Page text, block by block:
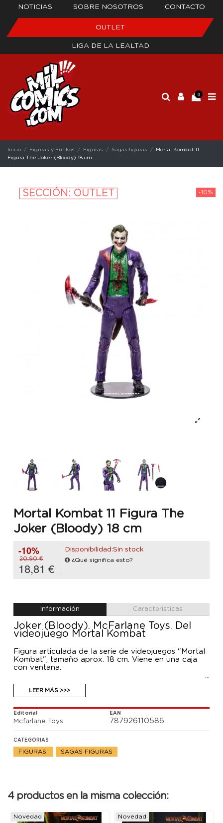
NOTICIAS SOBRE NOSOTROS CONTACTO
OUTLET
LIGA DE LA LEALTAD
0
Inicio Figuras y Funkos Figuras Sagas figuras
Mortal Kombat 11
Figura The Joker (Bloody) 18 cm
-10%
SECCIÓN: OUTLET
Mortal Kombat 11 Figura The
Joker (Bloody) 18 cm
-10%
20,90 €
18,81 €
Disponibilidad:Sin stock
¿Qué significa esto?
Información Características
Joker (Bloody). McFarlane Toys. Del
videojuego Mortal Kombat
Figura articulada de la serie de videojuegos "Mortal
Kombat", tamaño aprox. 18 cm. Viene en una caja
con ventana.
LEER MÁS >>>
Editorial
Mcfarlane Toys
EAN
787926110586
CATEGORIAS
FIGURAS SAGAS FIGURAS
4 productos en la misma colección:
Novedad Novedad